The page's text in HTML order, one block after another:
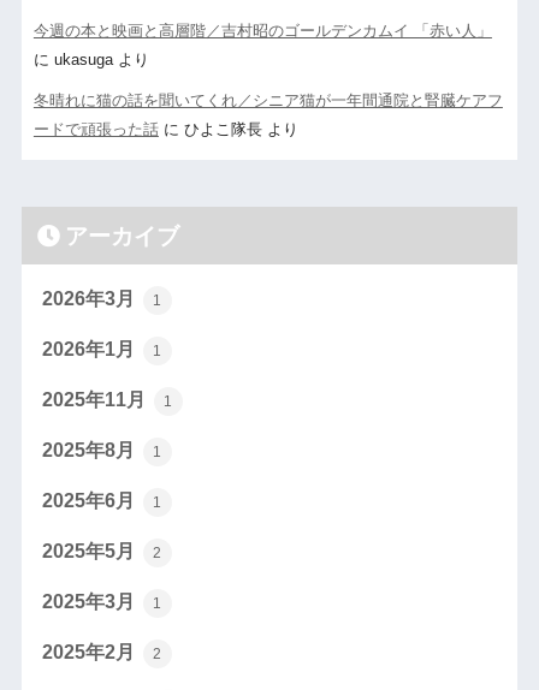
今週の本と映画と高層階／吉村昭のゴールデンカムイ 「赤い人」
に ukasugaより
冬晴れに猫の話を聞いてくれ／シニア猫が一年間通院と腎臓ケアフ
ードで頑張った話に ひよこ隊長より
アーカイブ
2026年3月 1
2026年1月 1
2025年11月 1
2025年8月 1
2025年6月 1
2025年5月 2
2025年3月 1
2025年2月 2